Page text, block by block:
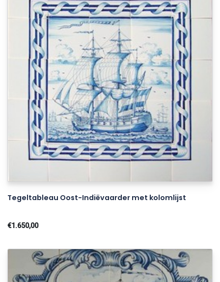
Tegeltableau Oost-Indiëvaarder met kolomlijst
€1.650,00